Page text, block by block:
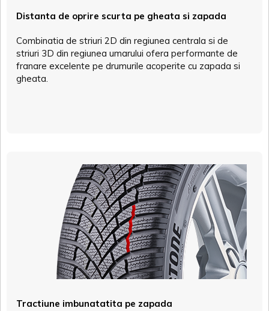
Distanta de oprire scurta pe gheata si zapada
Combinatia de striuri 2D din regiunea centrala si de
striuri 3D din regiunea umarului ofera performante de
franare excelente pe drumurile acoperite cu zapada si
gheata.
Tractiune imbunatatita pe zapada